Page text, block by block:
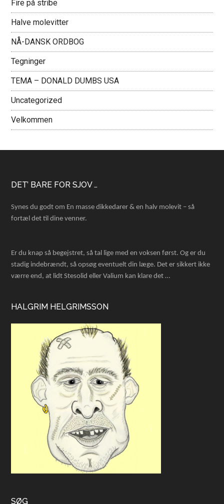
Fire på stribe
Halve molevitter
NÅ-DANSK ORDBOG
Tegninger
TEMA – DONALD DUMBS USA
Uncategorized
Velkommen
Footer
DET’ BARE FOR SJOV …
Synes du godt om En masse dikkedarer & en halv molevit – så
fortæl det til dine venner.
Er du knap så begejstret, så tal lige med en voksen først. Og er du
stadig indebrændt, så opsøg eventuelt din læge. Det er sikkert ikke
værre end, at lidt Stesolid eller Valium kan klare det …
HALGRIM HELGRIMSSON
SØG